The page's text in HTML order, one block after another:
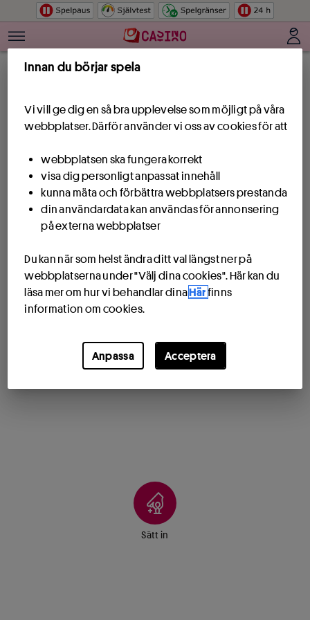
Hoppa till innehåll
Sätt in
Innan du börjar spela
Vi vill ge dig en så bra upplevelse som möjligt på våra
webbplatser. Därför använder vi oss av cookies för att
webbplatsen ska fungera korrekt
visa dig personligt anpassat innehåll
kunna mäta och förbättra webbplatsers prestanda
din användardata kan användas för annonsering
på externa webbplatser
Du kan när som helst ändra ditt val längst ner på
webbplatserna under "Välj dina cookies". Här kan du
läsa mer om hur vi behandlar dinaHär finns
information om cookies.
Anpassa Acceptera